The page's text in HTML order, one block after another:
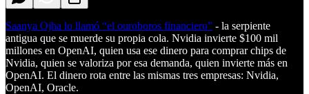
Saanya Ojha lo llamó “el ouroboros financiero” - la serpiente
antigua que se muerde su propia cola. Nvidia invierte $100 mil
millones en OpenAI, quien usa ese dinero para comprar chips de
Nvidia, quien se valoriza por esa demanda, quien invierte más en
OpenAI. El dinero rota entre las mismas tres empresas: Nvidia,
OpenAI, Oracle.